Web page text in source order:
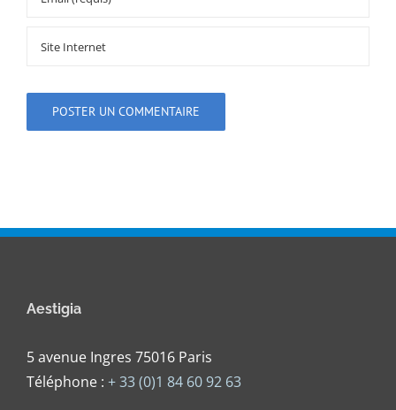
Aestigia
5 avenue Ingres 75016 Paris
Téléphone : + 33 (0)1 84 60 92 63